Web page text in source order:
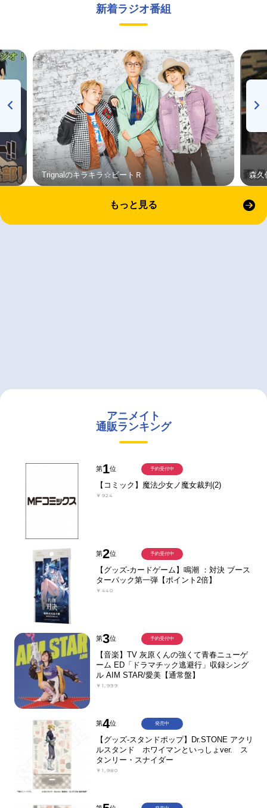
新着ラジオ番組
Trignalのキラキラ☆ビートＲ 森久
もっと見る
アニメイト
通販ランキング
第1位
【コミック】魔法少女ノ魔女裁判(2)
￥924
予約受付中
第2位
【グッズ-カードゲーム】鳴潮 ：対決 ブース
ターパック第一弾【ポイント2倍】
￥440
予約受付中
第3位
【音楽】TV 灰原くんの強くて青春ニューゲ
ーム ED「ドラマチック逃避行」収録シング
ル AIM STAR/愛美【通常盤】
￥1,999
予約受付中
第4位
【グッズ-スタンドポップ】Dr.STONE アクリ
ルスタンド ホワイマンといっしょver. ス
タンリー・スナイダー
￥1,980
発売中